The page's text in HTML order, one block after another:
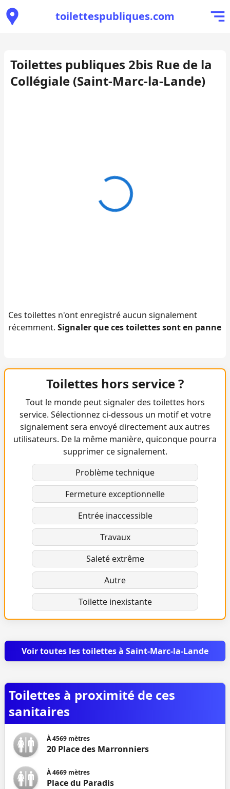
toilettespubliques.com
Toilettes publiques 2bis Rue de la
Collégiale (Saint-Marc-la-Lande)
Ces toilettes n'ont enregistré aucun signalement
récemment. Signaler que ces toilettes sont en panne
Toilettes hors service ?
Tout le monde peut signaler des toilettes hors
service. Sélectionnez ci-dessous un motif et votre
signalement sera envoyé directement aux autres
utilisateurs. De la même manière, quiconque pourra
supprimer ce signalement.
Problème technique
Fermeture exceptionnelle
Entrée inaccessible
Travaux
Saleté extrême
Autre
Toilette inexistante
Voir toutes les toilettes à Saint-Marc-la-Lande
Toilettes à proximité de ces
sanitaires
À4569 mètres
20 Place des Marronniers
À4669 mètres
Place du Paradis